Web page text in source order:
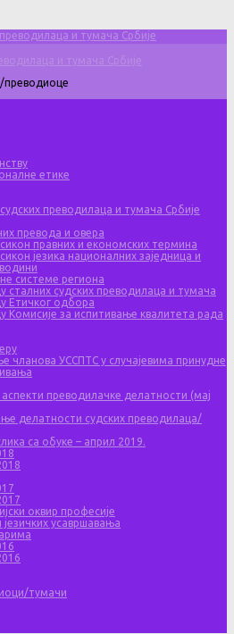
и тумача Србије
преводиоце
етике
преводилаца и тумача Србије
превода и овера
правних и економских термина
језика националних заједница и
системе региона
сталних судских преводилаца и тумача
Етичког одбора
Комисије за испитивање квалитета рада
чланова УССПТС у случајевима принудне
преводилачке делатности (мај
делатности судских преводилаца/
са обуке – април 2019.
оквир професије
усавршавања
тумачи